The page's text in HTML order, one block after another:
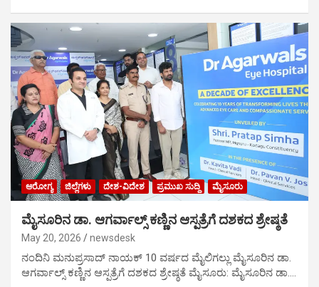
ಆರೋಗ್ಯ ಜಿಲ್ಲೆಗಳು ದೇಶ-ವಿದೇಶ ಪ್ರಮುಖ ಸುದ್ದಿ ಮೈಸೂರು
ಮೈಸೂರಿನ ಡಾ. ಆಗರ್ವಾಲ್ಸ್ ಕಣ್ಣಿನ ಆಸ್ಪತ್ರೆಗೆ ದಶಕದ ಶ್ರೇಷ್ಠತೆ
May 20, 2026 newsdesk
ನಂದಿನಿ ಮನುಪ್ರಸಾದ್ ನಾಯಕ್ 10 ವರ್ಷದ ಮೈಲಿಗಲ್ಲು ಮೈಸೂರಿನ ಡಾ.
ಆಗರ್ವಾಲ್ಸ್ ಕಣ್ಣಿನ ಆಸ್ಪತ್ರೆಗೆ ದಶಕದ ಶ್ರೇಷ್ಠತೆ ಮೈಸೂರು: ಮೈಸೂರಿನ ಡಾ.…